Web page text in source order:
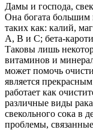
Дамы и господа,
Она богата большим
таких как: калий,
А, В и С; бета-
Таковы лишь
витаминов и
может помочь
является
работает как
различные виды
свекольного сока в
проблемы,